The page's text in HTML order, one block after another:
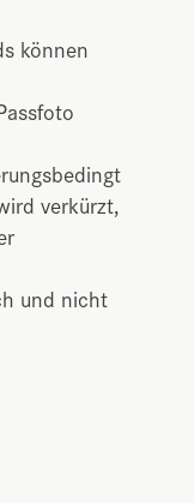
können
verkürzt,
und nicht